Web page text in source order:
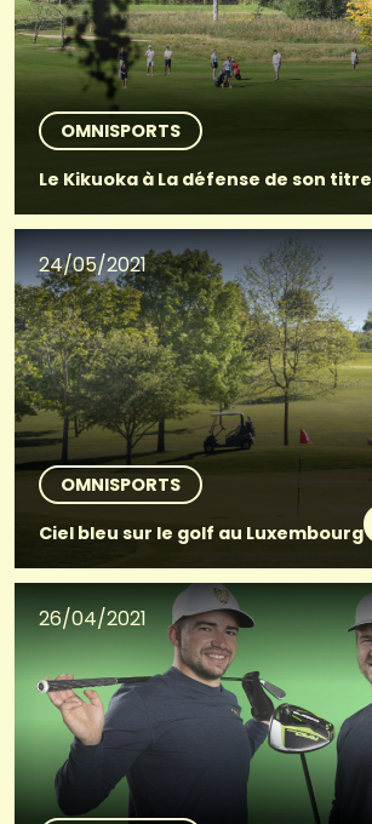
OMNISPORTS
Le Kikuoka à La défense de son titre
24/05/2021
OMNISPORTS
Ciel bleu sur le golf au Luxembourg
26/04/2021